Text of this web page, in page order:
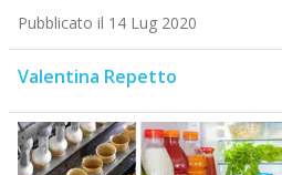
Pubblicato il 14 Lug 2020
Valentina Repetto